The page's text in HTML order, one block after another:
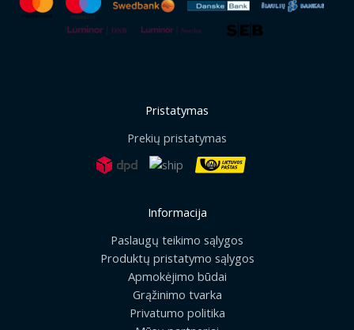
Pristatymas
Prekių pristatymas
Informacija
Paslaugų teikimo sąlygos
Produktų pristatymo sąlygos
Apmokėjimo būdai
Grąžinimo tvarka
Privatumo politika